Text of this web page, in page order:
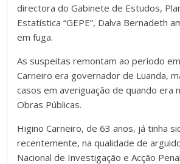
directora do Gabinete de Estudos,
Estatística “GEPE”, Dalva Bernadeth
em fuga.
As suspeitas remontam ao período
Carneiro era governador de Luanda,
casos em averiguação de quando era
Obras Públicas.
Higino Carneiro, de 63 anos, já tinha
recentemente, na qualidade de
Nacional de Investigação e Acção